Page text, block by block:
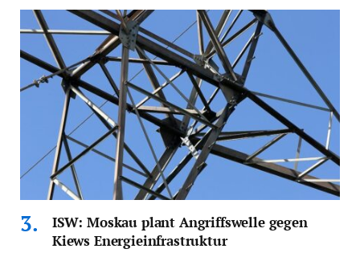
ISW: Moskau plant Angriffswelle gegen
Kiews Energieinfrastruktur